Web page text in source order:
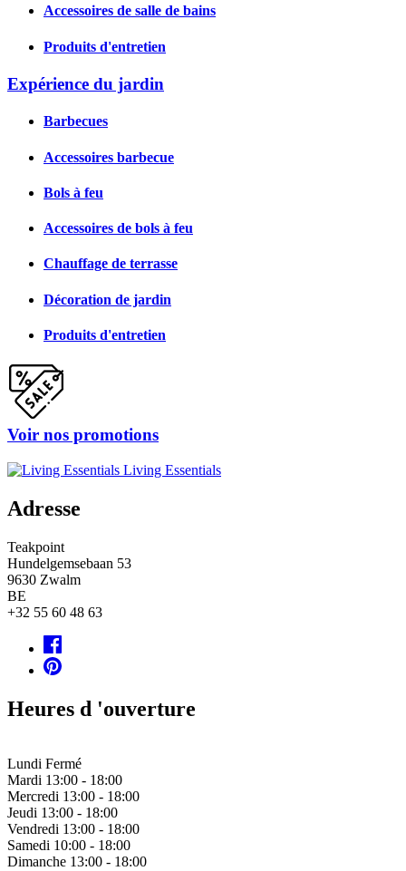
Accessoires de salle de bains
Produits d'entretien
Expérience du jardin
Barbecues
Accessoires barbecue
Bols à feu
Accessoires de bols à feu
Chauffage de terrasse
Décoration de jardin
Produits d'entretien
Voir nos promotions
Living Essentials
Adresse
Teakpoint
Hundelgemsebaan 53
9630 Zwalm
BE
+32 55 60 48 63
Heures d 'ouverture
Lundi Fermé
Mardi 13:00 - 18:00
Mercredi 13:00 - 18:00
Jeudi 13:00 - 18:00
Vendredi 13:00 - 18:00
Samedi 10:00 - 18:00
Dimanche 13:00 - 18:00